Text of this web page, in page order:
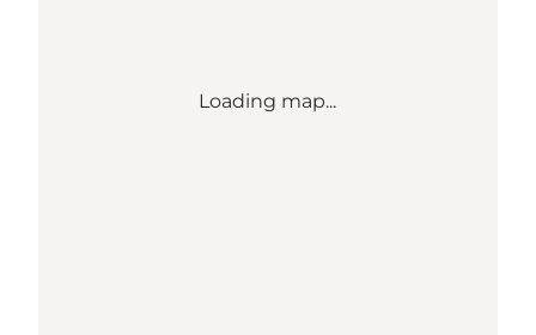
Loading map...